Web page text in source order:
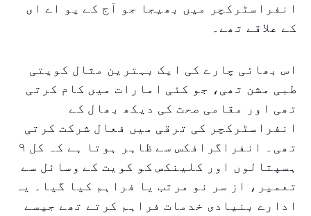
انفراسٹرکچر میں بھیجا جو آج کے یو اے ای
کے علاقے تھے۔
اس بھائی چارے کی ایک بہترین مثال کویتی
طبی مشن تھی، جو کئی امارات میں کام کرتی
تھی اور مقامی صحت کی دیکھ بھال کے
انفراسٹرکچر کی ترقی میں فعال شرکت کرتی
تھی۔ انفراگرافکس سے ظاہر ہوتا ہے کہ کل ۹
ہسپتالوں اور کلینکس کو کویت کے وسائل سے
تعمیر، از سر نو مرتب یا فراہم کیا گیا۔ یہ
ادارے بنیادی خدمات فراہم کرتے تھے جیسے